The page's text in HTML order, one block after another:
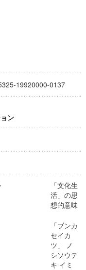
ム「超成熟社会発展のサ
19920000-0137
ン
「文化生
活」の思
想的意味
「ブンカ
セイカ
ツ」 ノ
シソウテ
キ イミ